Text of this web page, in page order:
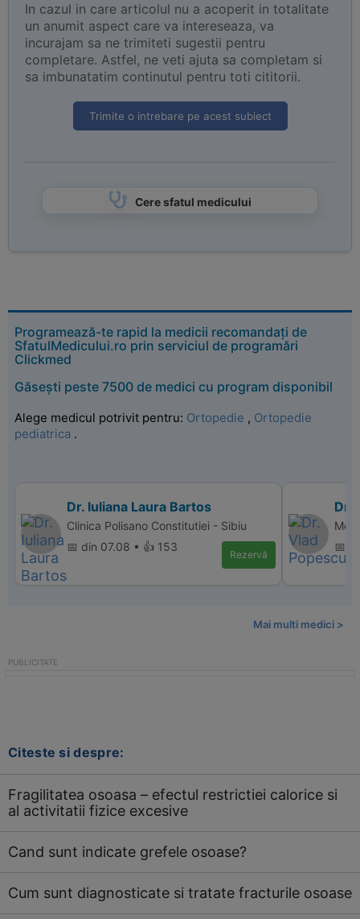
In cazul in care articolul nu a acoperit in totalitate
un anumit aspect care va intereseaza, va
incurajam sa ne trimiteti sugestii pentru
completare. Astfel, ne veti ajuta sa completam si
sa imbunatatim continutul pentru toti cititorii.
Trimite o intrebare pe acest subiect
Cere sfatul medicului
Programează-te rapid la medicii recomandați de
SfatulMedicului.ro prin serviciul de programări
Clickmed
Găsești peste 7500 de medici cu program disponibil
Alege medicul potrivit pentru: Ortopedie , Ortopedie
pediatrica .
Dr. Iuliana Laura Bartos
Clinica Polisano Constitutiei - Sibiu
📅 din 07.08 • 👍 153
Rezervă
Dr.
📅
Mai multi medici >
Citeste si despre:
Fragilitatea osoasa – efectul restrictiei calorice si
al activitatii fizice excesive
Cand sunt indicate grefele osoase?
Cum sunt diagnosticate si tratate fracturile osoase